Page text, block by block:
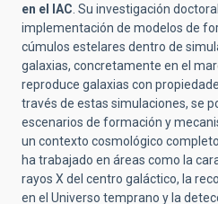
en el IAC . Su investigación
implementación de modelos de
cúmulos estelares dentro de
galaxias, concretamente en el
reproduce galaxias con
través de estas simulaciones, se
escenarios de formación y
un contexto cosmológico
ha trabajado en áreas como la
rayos X del centro galáctico, la
en el Universo temprano y la